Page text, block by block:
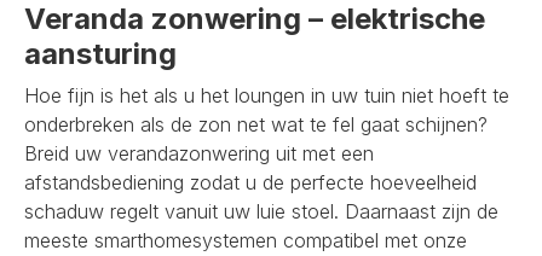
Veranda zonwering – elektrische
aansturing
Hoe fijn is het als u het loungen in uw tuin niet hoeft te
onderbreken als de zon net wat te fel gaat schijnen?
Breid uw verandazonwering uit met een
afstandsbediening zodat u de perfecte hoeveelheid
schaduw regelt vanuit uw luie stoel. Daarnaast zijn de
meeste smarthomesystemen compatibel met onze